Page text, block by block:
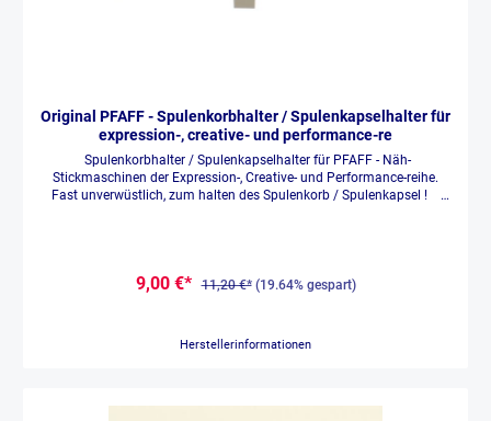
Original PFAFF - Spulenkorbhalter / Spulenkapselhalter für
expression-, creative- und performance-re
Spulenkorbhalter / Spulenkapselhalter für PFAFF - Näh-
Stickmaschinen der Expression-, Creative- und Performance-reihe.
Fast unverwüstlich, zum halten des Spulenkorb / Spulenkapsel !
9,00 €* 11,20 €* (19.64% gespart)
Herstellerinformationen